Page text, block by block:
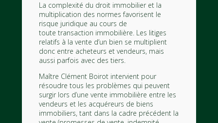
La complexité du droit immobilier et la
multiplication des normes favorisent le
risque juridique au cours de
toute transaction immobilière. Les litiges
relatifs à la vente d’un bien se multiplient
donc entre acheteurs et vendeurs, mais
aussi parfois avec des tiers.
Maître Clément Boirot intervient pour
résoudre tous les problèmes qui peuvent
surgir lors d’une vente immobilière entre les
vendeurs et les acquéreurs de biens
immobiliers, tant dans la cadre précédent la